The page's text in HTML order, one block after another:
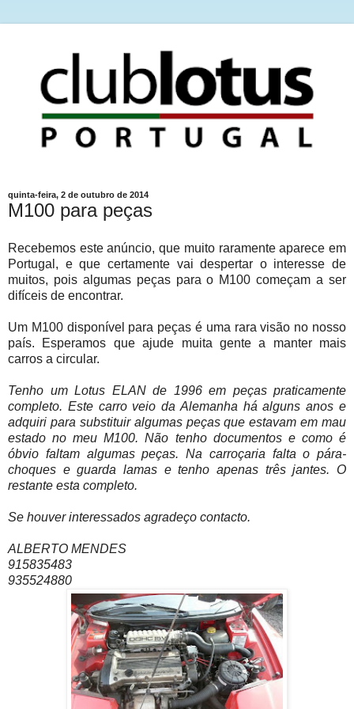
quinta-feira, 2 de outubro de 2014
M100 para peças
Recebemos este anúncio, que muito raramente aparece em
Portugal, e que certamente vai despertar o interesse de
muitos, pois algumas peças para o M100 começam a ser
difíceis de encontrar.
Um M100 disponível para peças é uma rara visão no nosso
país. Esperamos que ajude muita gente a manter mais
carros a circular.
Tenho um Lotus ELAN de 1996 em peças praticamente
completo. Este carro veio da Alemanha há alguns anos e
adquiri para substituir algumas peças que estavam em mau
estado no meu M100.Não tenho documentos e como é
óbvio faltam algumas peças. Na carroçaria falta o pára-
choques e guarda lamas e tenho apenas três jantes. O
restante esta completo.
Se houver interessados agradeço contacto.
ALBERTO MENDES
915835483
935524880